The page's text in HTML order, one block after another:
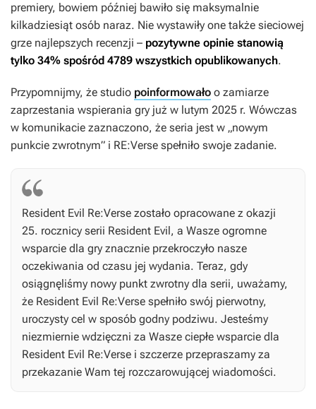
premiery, bowiem później bawiło się maksymalnie
kilkadziesiąt osób naraz. Nie wystawiły one także sieciowej
grze najlepszych recenzji – pozytywne opinie stanowią
tylko 34% spośród 4789 wszystkich opublikowanych.
Przypomnijmy, że studio poinformowało o zamiarze
zaprzestania wspierania gry już w lutym 2025 r. Wówczas
w komunikacie zaznaczono, że seria jest w „nowym
punkcie zwrotnym” i RE:Verse spełniło swoje zadanie.
Resident Evil Re:Verse zostało opracowane z okazji
25. rocznicy serii Resident Evil, a Wasze ogromne
wsparcie dla gry znacznie przekroczyło nasze
oczekiwania od czasu jej wydania. Teraz, gdy
osiągnęliśmy nowy punkt zwrotny dla serii, uważamy,
że Resident Evil Re:Verse spełniło swój pierwotny,
uroczysty cel w sposób godny podziwu. Jesteśmy
niezmiernie wdzięczni za Wasze ciepłe wsparcie dla
Resident Evil Re:Verse i szczerze przepraszamy za
przekazanie Wam tej rozczarowującej wiadomości.